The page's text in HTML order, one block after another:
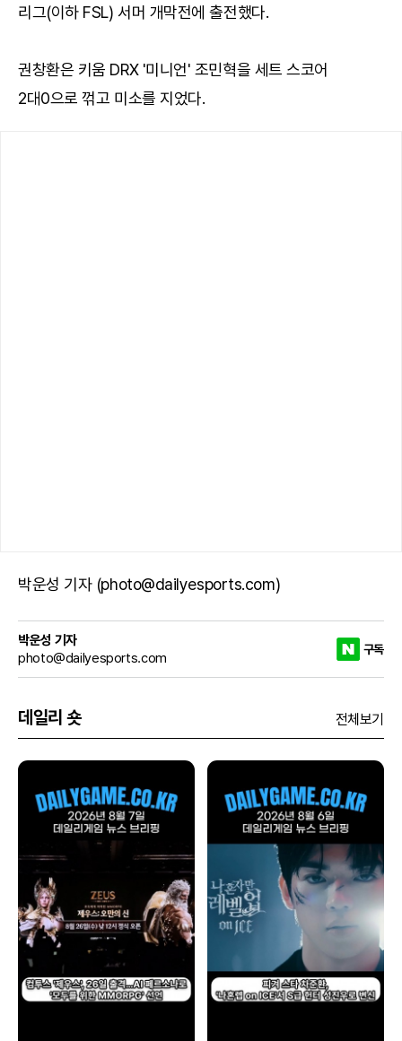
리그(이하 FSL) 서머 개막전에 출전했다.
권창환은 키움 DRX '미니언' 조민혁을 세트 스코어
2대0으로 꺾고 미소를 지었다.
박운성 기자 (photo@dailyesports.com)
박운성 기자
photo@dailyesports.com
구독
데일리 숏 전체보기